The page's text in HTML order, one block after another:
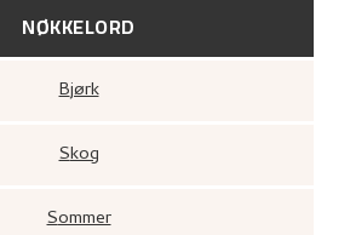
NØKKELORD
Bjørk
Skog
Sommer